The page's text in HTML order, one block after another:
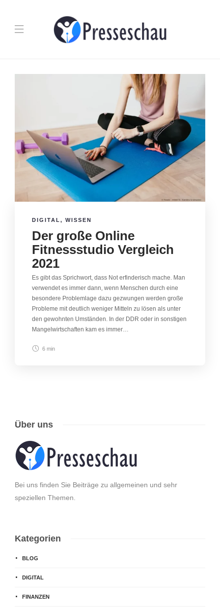
DIGITAL , WISSEN
Der große Online
Fitnessstudio Vergleich
2021
Es gibt das Sprichwort, dass Not erfinderisch mache. Man
verwendet es immer dann, wenn Menschen durch eine
besondere Problemlage dazu gezwungen werden große
Probleme mit deutlich weniger Mitteln zu lösen als unter
den gewohnten Umständen. In der DDR oder in sonstigen
Mangelwirtschaften kam es immer…
6 min
Über uns
Bei uns finden Sie Beiträge zu allgemeinen und sehr
speziellen Themen.
Kategorien
BLOG
DIGITAL
FINANZEN